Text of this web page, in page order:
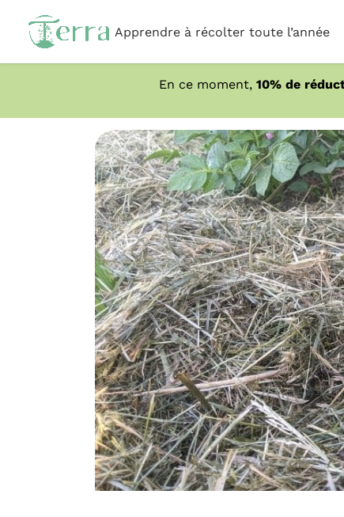
Apprendre à récolter toute l’année
En ce moment, 10% de